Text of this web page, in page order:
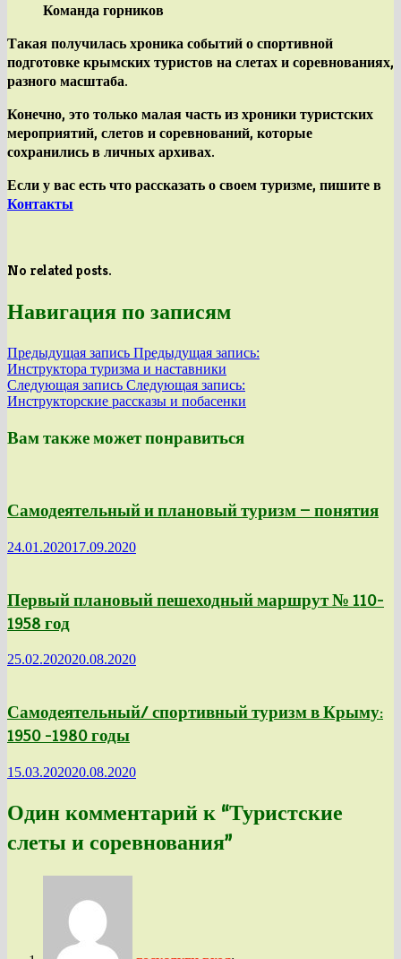
Команда горников
Такая получиласьхроника событийо спортивной
подготовке крымских туристов на слетах и соревнованиях,
разного масштаба.
Конечно, это только малая часть из хроники туристских
мероприятий, слетов и соревнований, которые
сохранились в личных архивах.
Если у вас есть что рассказать о своем туризме, пишите в
Контакты
No related posts.
Навигация по записям
Предыдущая запись Предыдущая запись:
Инструктора туризма и наставники
Следующая запись Следующая запись:
Инструкторские рассказы и побасенки
Вам также может понравиться
Самодеятельный и плановый туризм — понятия
24.01.202017.09.2020
Первый плановый пешеходный маршрут № 110-
1958 год
25.02.202020.08.2020
Самодеятельный/ спортивный туризм в Крыму:
1950 -1980 годы
15.03.202020.08.2020
Один комментарий к “Туристские
слеты и соревнования”